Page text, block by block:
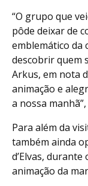
“O grupo que
pôde deixar de
emblemático da
descobrir quem
Arkus, em nota
animação e
a nossa
Para além da
também ainda
d’Elvas,
animação da